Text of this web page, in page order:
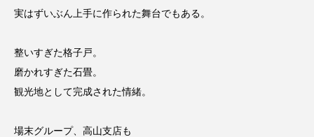
実はずいぶん上手に作られた舞台でもある。
整いすぎた格子戸。
磨かれすぎた石畳。
観光地として完成された情緒。
場末グループ、高山支店も